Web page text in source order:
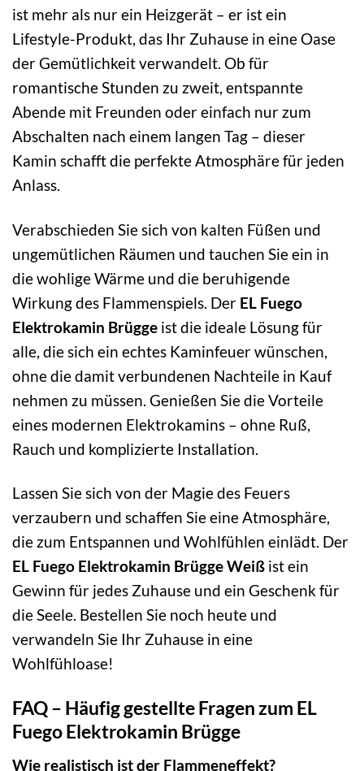
ist mehr als nur ein Heizgerät – er ist ein
Lifestyle-Produkt, das Ihr Zuhause in eine Oase
der Gemütlichkeit verwandelt. Ob für
romantische Stunden zu zweit, entspannte
Abende mit Freunden oder einfach nur zum
Abschalten nach einem langen Tag – dieser
Kamin schafft die perfekte Atmosphäre für jeden
Anlass.
Verabschieden Sie sich von kalten Füßen und
ungemütlichen Räumen und tauchen Sie ein in
die wohlige Wärme und die beruhigende
Wirkung des Flammenspiels. Der EL Fuego
Elektrokamin Brügge ist die ideale Lösung für
alle, die sich ein echtes Kaminfeuer wünschen,
ohne die damit verbundenen Nachteile in Kauf
nehmen zu müssen. Genießen Sie die Vorteile
eines modernen Elektrokamins – ohne Ruß,
Rauch und komplizierte Installation.
Lassen Sie sich von der Magie des Feuers
verzaubern und schaffen Sie eine Atmosphäre,
die zum Entspannen und Wohlfühlen einlädt. Der
EL Fuego Elektrokamin Brügge Weiß ist ein
Gewinn für jedes Zuhause und ein Geschenk für
die Seele. Bestellen Sie noch heute und
verwandeln Sie Ihr Zuhause in eine
Wohlfühloase!
FAQ – Häufig gestellte Fragen zum EL
Fuego Elektrokamin Brügge
Wie realistisch ist der Flammeneffekt?